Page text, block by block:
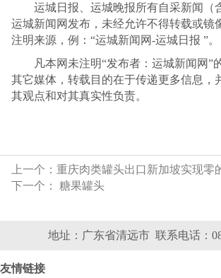
运城日报、运城晚报所有自采新闻（
运城新闻网发布，未经允许不得转载或镜
注明来源，例：“运城新闻网-运城日报 ”。
凡本网未注明“发布者：运城新闻网”
其它媒体，转载目的在于传递更多信息，
其观点和对其真实性负责。
上一个： 重庆肉类罐头出口新加坡实现零
下一个： 糖果罐头
地址：广东省清远市 联系电话：
友情链接